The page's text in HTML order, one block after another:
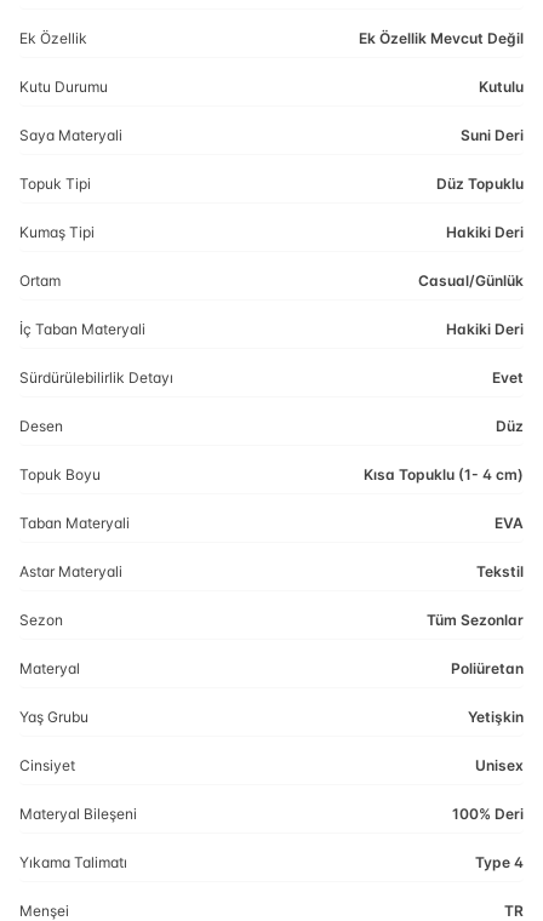
Ek Özellik Ek Özellik Mevcut Değil
Kutu Durumu Kutulu
Saya Materyali Suni Deri
Topuk Tipi Düz Topuklu
Kumaş Tipi Hakiki Deri
Ortam Casual/Günlük
İç Taban Materyali Hakiki Deri
Sürdürülebilirlik Detayı Evet
Desen Düz
Topuk Boyu Kısa Topuklu (1- 4 cm)
Taban Materyali EVA
Astar Materyali Tekstil
Sezon Tüm Sezonlar
Materyal Poliüretan
Yaş Grubu Yetişkin
Cinsiyet Unisex
Materyal Bileşeni 100% Deri
Yıkama Talimatı Type 4
Menşei TR